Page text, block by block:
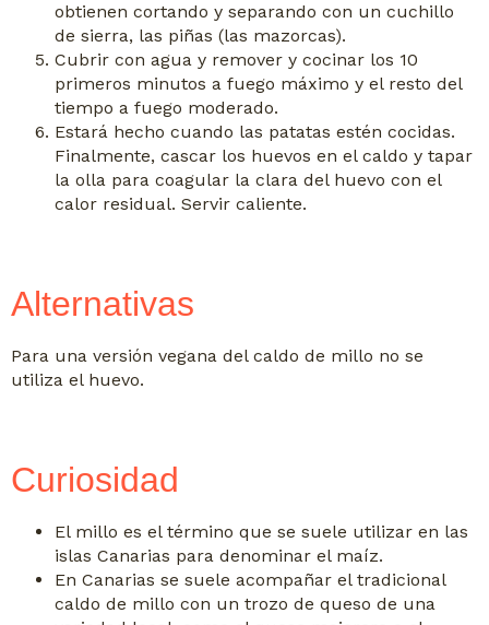
obtienen cortando y separando con un cuchillo
de sierra, las piñas (las mazorcas).
Cubrir con agua y remover y cocinar los 10
primeros minutos a fuego máximo y el resto del
tiempo a fuego moderado.
Estará hecho cuando las patatas estén cocidas.
Finalmente, cascar los huevos en el caldo y tapar
la olla para coagular la clara del huevo con el
calor residual. Servir caliente.
Alternativas
Para una versión vegana del caldo de millo no se
utiliza el huevo.
Curiosidad
El millo es el término que se suele utilizar en las
islas Canarias para denominar el maíz.
En Canarias se suele acompañar el tradicional
caldo de millo con un trozo de queso de una